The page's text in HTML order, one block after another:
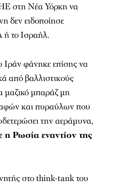
στη Νέα Υόρκη να
δεν ειδοποίησε
το Ισραήλ.
Ιράν φάνηκε επίσης να
από βαλλιστικούς
μαζικό μπαράζ μη
και πυραύλων που
την αεράμυνα,
Ρωσία εναντίον της
στο think-tank του